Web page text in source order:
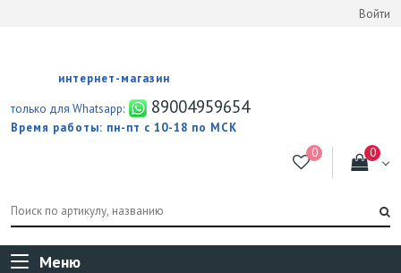
Войти
интернет-магазин
только для Whatsapp:
89004959654
Время работы: пн-пт с 10-18 по МСК
Меню